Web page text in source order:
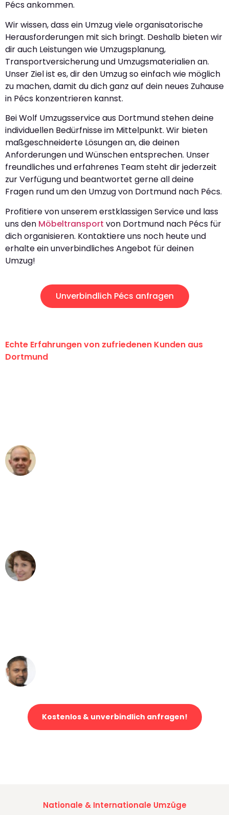
Pécs ankommen.
Wir wissen, dass ein Umzug viele organisatorische
Herausforderungen mit sich bringt. Deshalb bieten wir
dir auch Leistungen wie Umzugsplanung,
Transportversicherung und Umzugsmaterialien an.
Unser Ziel ist es, dir den Umzug so einfach wie möglich
zu machen, damit du dich ganz auf dein neues Zuhause
in Pécs konzentrieren kannst.
Bei Wolf Umzugsservice aus Dortmund stehen deine
individuellen Bedürfnisse im Mittelpunkt. Wir bieten
maßgeschneiderte Lösungen an, die deinen
Anforderungen und Wünschen entsprechen. Unser
freundliches und erfahrenes Team steht dir jederzeit
zur Verfügung und beantwortet gerne all deine
Fragen rund um den Umzug von Dortmund nach Pécs.
Profitiere von unserem erstklassigen Service und lass
uns den Möbeltransport von Dortmund nach Pécs für
dich organisieren. Kontaktiere uns noch heute und
erhalte ein unverbindliches Angebot für deinen
Umzug!
Unverbindlich Pécs anfragen
Echte Erfahrungen von zufriedenen Kunden aus
Dortmund
Kostenlos & unverbindlich anfragen!
Nationale & Internationale Umzüge